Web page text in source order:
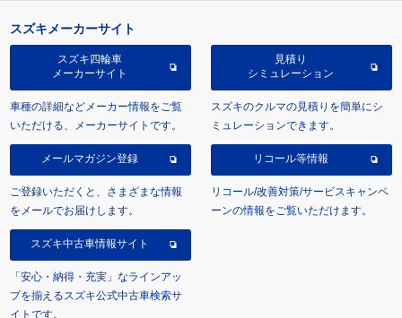
スズキメーカーサイト
スズキ四輪車
メーカーサイト
車種の詳細などメーカー情報をご覧
いただける、メーカーサイトです。
見積り
シミュレーション
スズキのクルマの見積りを簡単にシ
ミュレーションできます。
メールマガジン登録
ご登録いただくと、さまざまな情報
をメールでお届けします。
リコール等情報
リコール/改善対策/サービスキャンペ
ーンの情報をご覧いただけます。
スズキ中古車情報サイト
「安心・納得・充実」なラインアッ
プを揃えるスズキ公式中古車検索サ
イトです。